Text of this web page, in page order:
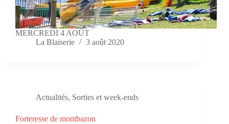
MERCREDI 4 AOÛT
La Blaiserie
3 août 2020
Actualités, Sorties et week-ends
Forteresse de montbazon